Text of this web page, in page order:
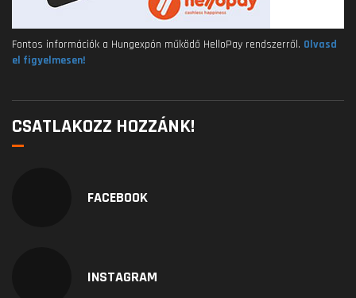
Fontos információk a Hungexpón működő HelloPay rendszerről. Olvasd
el figyelmesen!
CSATLAKOZZ HOZZÁNK!
FACEBOOK
INSTAGRAM